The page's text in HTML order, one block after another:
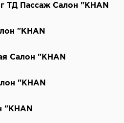
ТД Пассаж Салон "KHAN
"KHAN
Салон "KHAN
"KHAN
"KHAN